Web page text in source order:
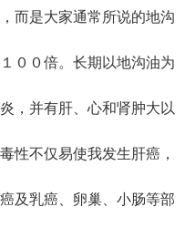
是大家通常所说的地沟
００倍。长期以地沟油为
，并有肝、心和肾肿大以
性不仅易使我发生肝癌，
及乳癌、卵巢、小肠等部